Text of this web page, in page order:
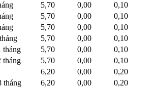
5,70 0,00
0,10
5,70 0,00
0,10
5,70 0,00
0,10
5,70 0,00
0,10
tháng
5,70 0,00
0,10
tháng
5,70 0,00
0,10
6,20 0,00
0,20
tháng
6,20 0,00
0,20